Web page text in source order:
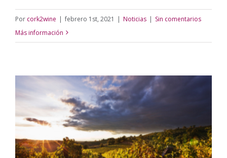
Por cork2wine | febrero 1st, 2021 | Noticias | Sin comentarios
Más información